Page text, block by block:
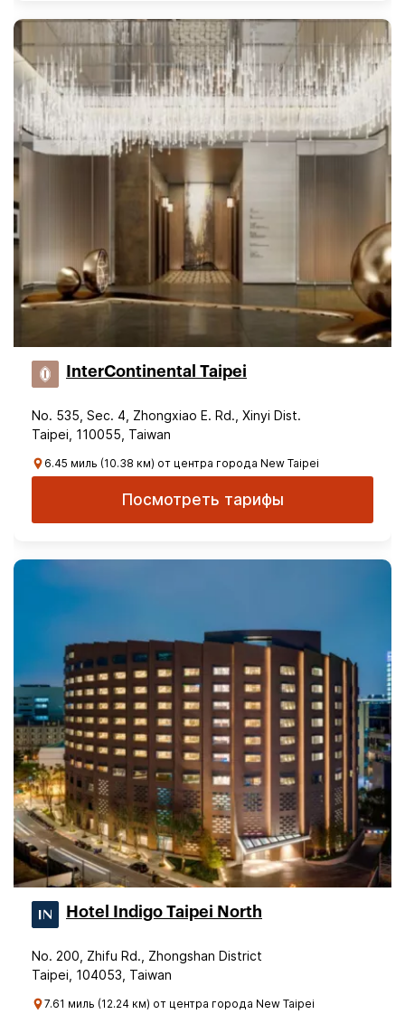
InterContinental Taipei
No. 535, Sec. 4, Zhongxiao E. Rd., Xinyi Dist.
Taipei, 110055, Taiwan
6.45 миль (10.38 км) от центра города New Taipei
Посмотреть тарифы
Hotel Indigo Taipei North
No. 200, Zhifu Rd., Zhongshan District
Taipei, 104053, Taiwan
7.61 миль (12.24 км) от центра города New Taipei